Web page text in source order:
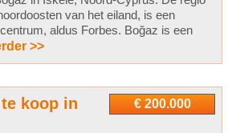
van het eiland, is een
aldus Forbes. Boğaz is een
>>
€ 200.000
koop in